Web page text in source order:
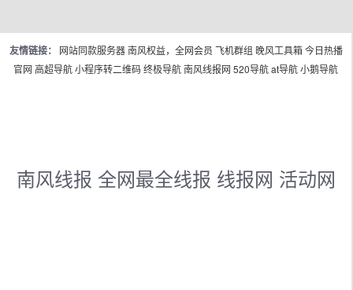
友情链接： 网站同款服务器 南风权益，全网会员 飞机群组 晚风工具箱 今日热播
官网 高超导航小程序转二维码终极导航南风线报网 520导航at导航小鹅导航
南风线报 全网最全线报 线报网 活动网